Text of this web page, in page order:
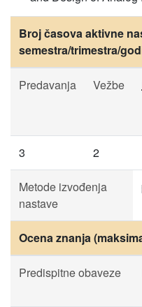
Broj časova aktivne
semestra/trimestra/
Predavanja Vežbe
3 2
Metode izvođenja
nastave
Ocena znanja
Predispitne obaveze